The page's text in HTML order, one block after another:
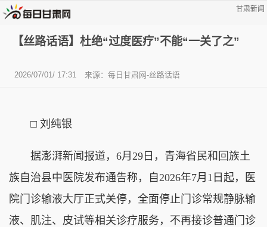
甘肃新闻
【丝路话语】杜绝“过度医疗”不能“一关了之”
2026/07/01/ 17:31 来源： 每日甘肃网-丝路话语
□ 刘纯银
据澎湃新闻报道，6月29日，青海省民和回族土
族自治县中医院发布通告称，自2026年7月1日起，医
院门诊输液大厅正式关停，全面停止门诊常规静脉输
液、肌注、皮试等相关诊疗服务，不再接诊普通门诊